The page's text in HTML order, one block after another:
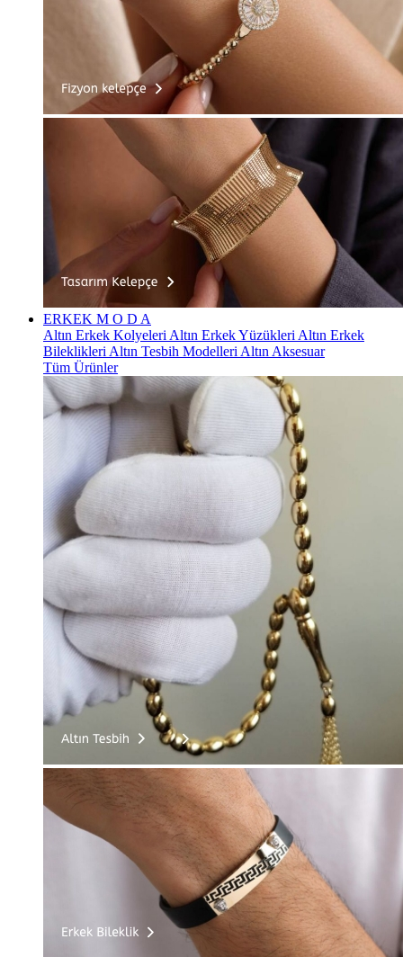
ERKEK M O D A
Altın Erkek Kolyeleri Altın Erkek Yüzükleri Altın Erkek
Bileklikleri Altın Tesbih Modelleri Altın Aksesuar
Tüm Ürünler